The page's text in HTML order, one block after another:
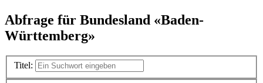
Abfrage für Bundesland «Baden-
Württemberg»
Titel: